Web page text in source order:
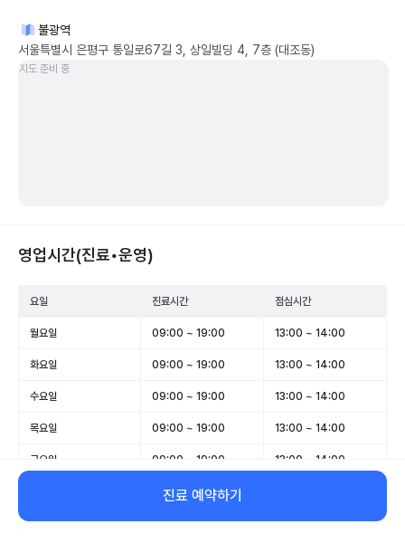
불광역
서울특별시 은평구 통일로67길 3, 상일빌딩 4, 7층 (대조동)
지도 준비 중
영업시간(진료•운영)
요일 진료시간 점심시간
월요일 09:00 ~ 19:00 13:00 ~ 14:00
화요일 09:00 ~ 19:00 13:00 ~ 14:00
수요일 09:00 ~ 19:00 13:00 ~ 14:00
목요일 09:00 ~ 19:00 13:00 ~ 14:00
금요일 09:00 ~ 19:00 13:00 ~ 14:00
09:00 ~ 14:00
일요일 휴무 -
진료 예약하기